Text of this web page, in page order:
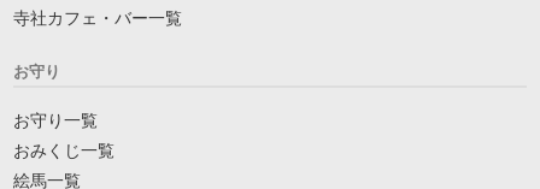
寺社カフェ・バー一覧
お守り
お守り一覧
おみくじ一覧
絵馬一覧